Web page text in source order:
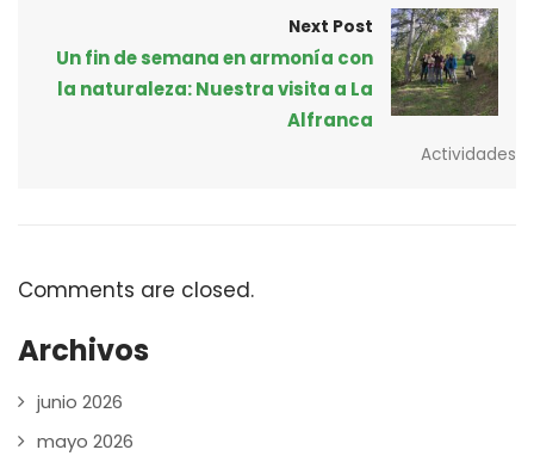
Next Post
Un fin de semana en armonía con
la naturaleza: Nuestra visita a La
Alfranca
Actividades
Comments are closed.
Archivos
junio 2026
mayo 2026